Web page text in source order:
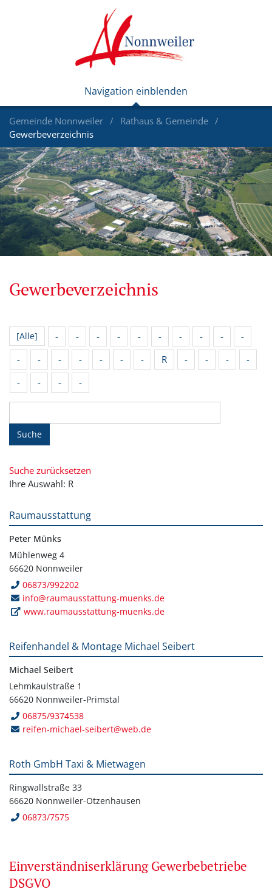
Gemeinde Nonnweiler
Rathaus & Gemeinde
Gewerbeverzeichnis
Gewerbeverzeichnis
[Alle] - - - - - - - - -
-
-
- - - - - - R - - -
-
-
- - -
Suche
Suche zurücksetzen
Ihre Auswahl: R
Raumausstattung
Peter Münks
Mühlenweg 4
66620 Nonnweiler
06873/992202
info@raumausstattung-muenks.de
www.raumausstattung-muenks.de
Reifenhandel & Montage Michael Seibert
Michael Seibert
Lehmkaulstraße 1
66620 Nonnweiler-Primstal
06875/9374538
reifen-michael-seibert@web.de
Roth GmbH Taxi & Mietwagen
Ringwallstraße 33
66620 Nonnweiler-Otzenhausen
06873/7575
Einverständniserklärung Gewerbebetriebe
DSGVO